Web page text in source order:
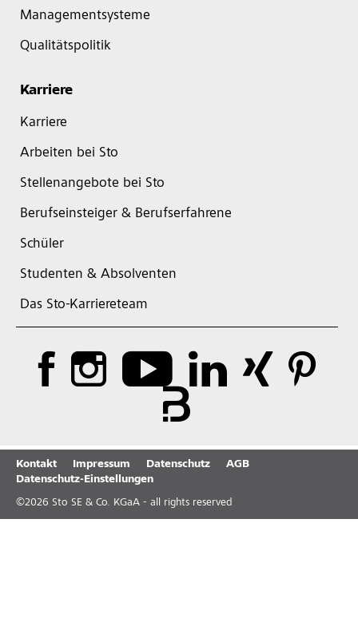
Managementsysteme
Qualitätspolitik
Karriere
Karriere
Arbeiten bei Sto
Stellenangebote bei Sto
Berufseinsteiger & Berufserfahrene
Schüler
Studenten & Absolventen
Das Sto-Karriereteam
Kontakt Impressum Datenschutz
AGB
Datenschutz-Einstellungen
©2026 Sto SE & Co. KGaA - all rights reserved